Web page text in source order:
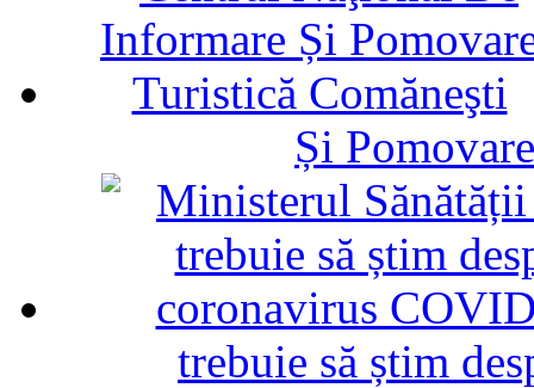
Și
trebuie să știm